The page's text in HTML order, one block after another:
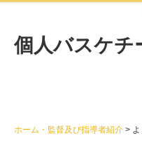
ホーム・監督及び指導
個人バスケチ
ホーム・監督及び指導者紹介